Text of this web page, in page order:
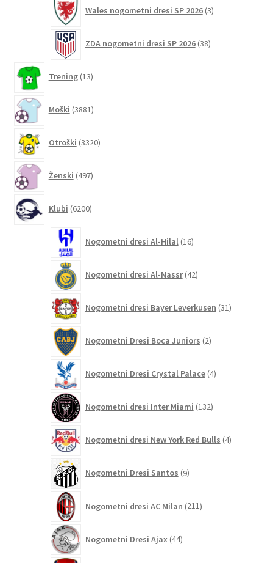
Wales nogometni dresi SP 2026 3izdelki
ZDA nogometni dresi SP 2026 38izdelkov
Trening 13izdelkov
Moški 3881izdelkov
Otroški 3320izdelkov
Ženski 497izdelkov
Klubi 6200izdelkov
Nogometni dresi Al-Hilal 16izdelkov
Nogometni dresi Al-Nassr 42izdelkov
Nogometni dresi Bayer Leverkusen 31izdelkov
Nogometni Dresi Boca Juniors 2izdelka
Nogometni Dresi Crystal Palace 4izdelki
Nogometni dresi Inter Miami 132izdelkov
Nogometni dresi New York Red Bulls 4izdelki
Nogometni Dresi Santos 9izdelkov
Nogometni dresi AC Milan 211izdelkov
Nogometni Dresi Ajax 44izdelkov